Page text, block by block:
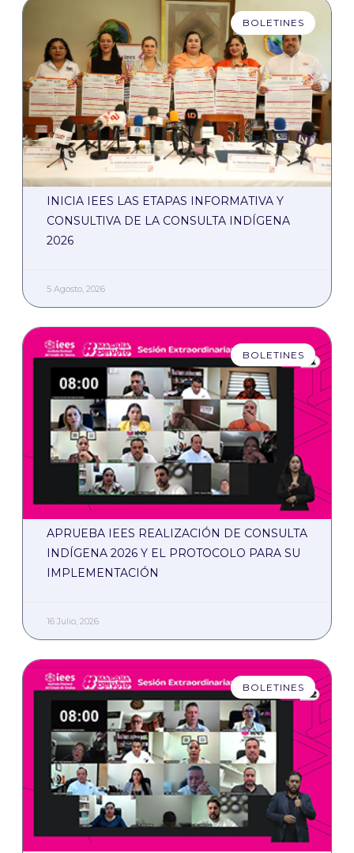
BOLETINES
INICIA IEES LAS ETAPAS INFORMATIVA Y
CONSULTIVA DE LA CONSULTA INDÍGENA
2026
5 Agosto, 2026
BOLETINES
APRUEBA IEES REALIZACIÓN DE CONSULTA
INDÍGENA 2026 Y EL PROTOCOLO PARA SU
IMPLEMENTACIÓN
16 Julio, 2026
BOLETINES